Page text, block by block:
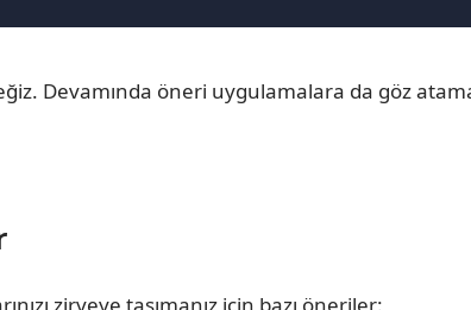
Devamında öneri uygulamalara da göz